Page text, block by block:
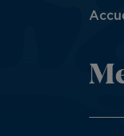
Fil